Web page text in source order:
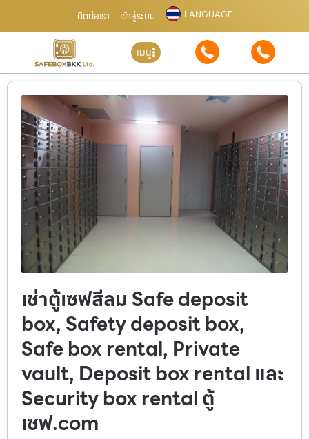
ติดต่อเรา เข้าสู่ระบบ LANGUAGE
เมนู
เช่าตู้เซฟสีลม Safe deposit
box, Safety deposit box,
Safe box rental, Private
vault, Deposit box rental และ
Security box rental ตู้
เซฟ.com